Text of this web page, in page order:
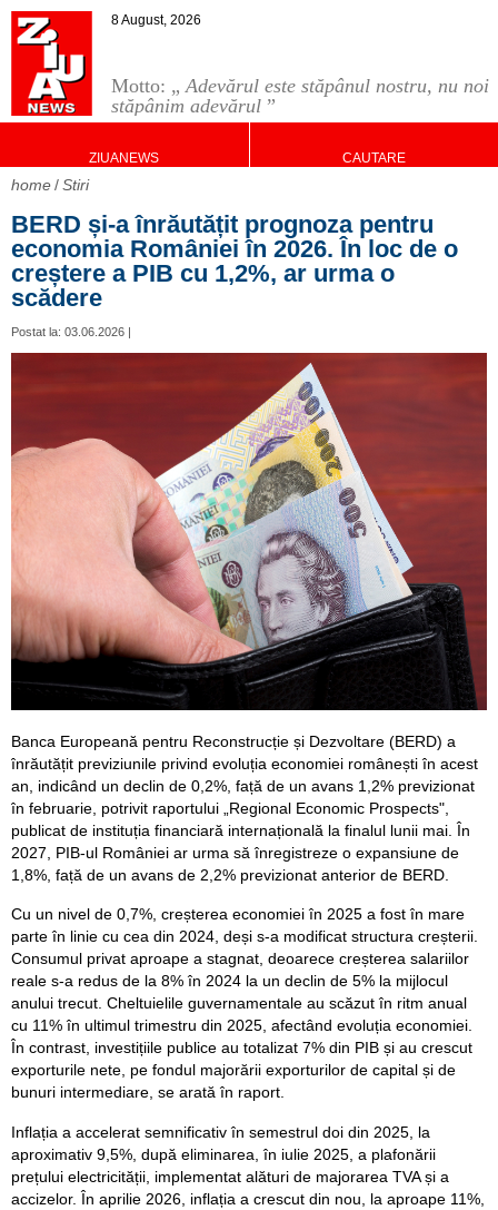
Motto: „Adevărul este stăpânul nostru, nu noi
stăpânim adevărul ”
8 August, 2026
ZIUANEWS CAUTARE
home Stiri
BERD și-a înrăutățit prognoza pentru
economia României în 2026. În loc de o
creștere a PIB cu 1,2%, ar urma o
scădere
Postat la: 03.06.2026 |
Banca Europeană pentru Reconstrucție și Dezvoltare (BERD) a
înrăutățit previziunile privind evoluția economiei românești în acest
an, indicând un declin de 0,2%, față de un avans 1,2% previzionat
în februarie, potrivit raportului „Regional Economic Prospects",
publicat de instituția financiară internațională la finalul lunii mai. În
2027, PIB-ul României ar urma să înregistreze o expansiune de
1,8%, față de un avans de 2,2% previzionat anterior de BERD.
Cu un nivel de 0,7%, creșterea economiei în 2025 a fost în mare
parte în linie cu cea din 2024, deși s-a modificat structura creșterii.
Consumul privat aproape a stagnat, deoarece creșterea salariilor
reale s-a redus de la 8% în 2024 la un declin de 5% la mijlocul
anului trecut. Cheltuielile guvernamentale au scăzut în ritm anual
cu 11% în ultimul trimestru din 2025, afectând evoluția economiei.
În contrast, investițiile publice au totalizat 7% din PIB și au crescut
exporturile nete, pe fondul majorării exporturilor de capital și de
bunuri intermediare, se arată în raport.
Inflația a accelerat semnificativ în semestrul doi din 2025, la
aproximativ 9,5%, după eliminarea, în iulie 2025, a plafonării
prețului electricității, implementat alături de majorarea TVA și a
accizelor. În aprilie 2026, inflația a crescut din nou, la aproape 11%,